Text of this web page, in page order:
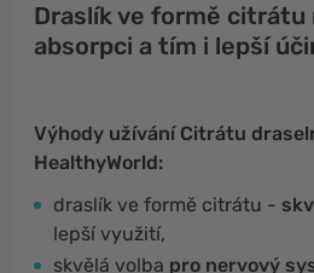
Draslík ve formě citrátu
absorpci a tím i lepší
Výhody užívání Citrátu
HealthyWorld:
draslík ve formě citrátu -
lepší využití,
skvělá volba pro nervový